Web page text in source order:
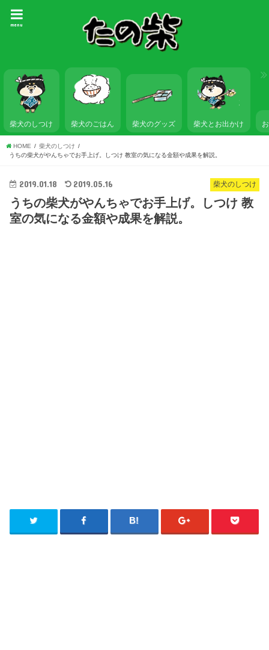
menu
柴犬のしつけ 柴犬のごはん 柴犬のグッズ 柴犬とお出かけ
HOME
柴犬のしつけ
うちの柴犬がやんちゃでお手上げ。しつけ 教室の気になる金額や成果を解説。
柴犬のしつけ
2019.01.18 2019.05.16
うちの柴犬がやんちゃでお手上げ。しつけ 教
室の気になる金額や成果を解説。